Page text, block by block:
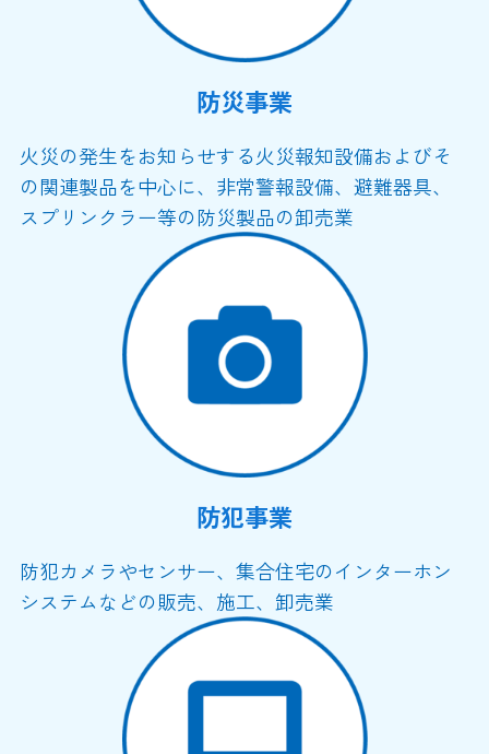
防災事業
火災の発生をお知らせする火災報知設備およびそ
の関連製品を中心に、非常警報設備、避難器具、
スプリンクラー等の防災製品の卸売業
防犯事業
防犯カメラやセンサー、集合住宅のインターホン
システムなどの販売、施工、卸売業